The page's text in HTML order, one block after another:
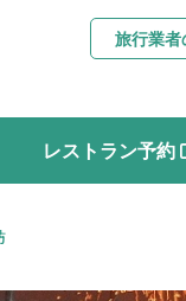
旅行業者
レストラン予約
レ